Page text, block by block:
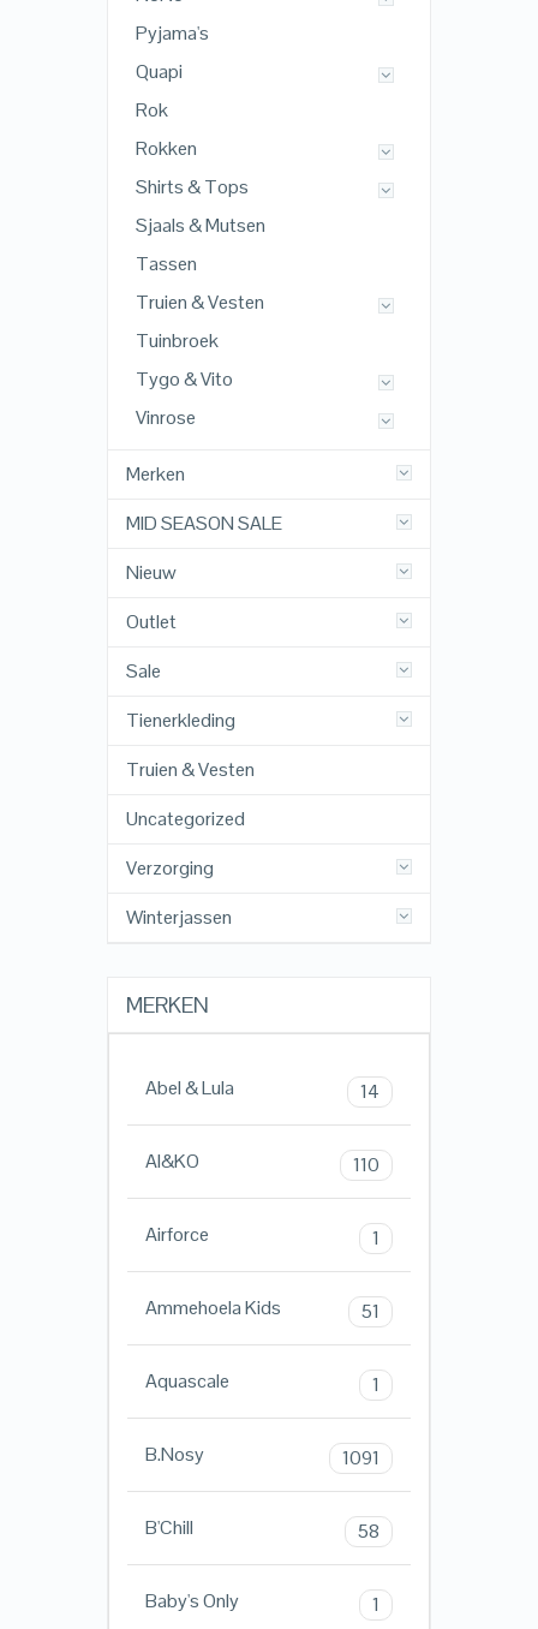
Pyjama's
Quapi
Rok
Rokken
Shirts & Tops
Sjaals & Mutsen
Tassen
Truien & Vesten
Tuinbroek
Tygo & Vito
Vinrose
Merken
MID SEASON SALE
Nieuw
Outlet
Sale
Tienerkleding
Truien & Vesten
Uncategorized
Verzorging
Winterjassen
MERKEN
Abel & Lula 14
AI&KO 110
Airforce 1
Ammehoela Kids 51
Aquascale 1
B.Nosy 1091
B'Chill 58
Baby's Only 1